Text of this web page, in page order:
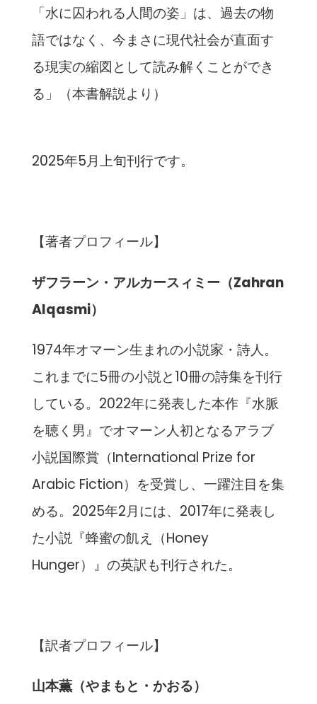
「水に囚われる人間の姿」は、過去の物
語ではなく、 今まさに現代社会が直面す
る現実の縮図として読み解くことができ
る」（本書解説より）
2025年5月上旬刊行です。
【著者プロフィール】
ザフラーン・アルカースィミー（Zahran
Alqasmi）
1974年オマーン生まれの小説家・詩人。
これまでに5冊の小説と10冊の詩集を刊行
している。2022年に発表した本作『水脈
を聴く男』でオマーン人初となるアラブ
小説国際賞（International Prize for
Arabic Fiction）を受賞し、一躍注目を集
める。2025年2月には、2017年に発表し
た小説『蜂蜜の飢え（Honey
Hunger）』の英訳も刊行された。
【訳者プロフィール】
⼭本薫（やまもと・かおる）